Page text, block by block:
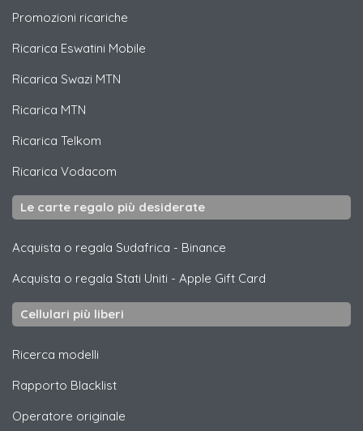
Promozioni ricariche
Ricarica Eswatini Mobile
Ricarica Swazi MTN
Ricarica MTN
Ricarica Telkom
Ricarica Vodacom
Le carte regalo più desiderate
Acquista o regala Sudafrica - Binance
Acquista o regala Stati Uniti - Apple Gift Card
Cellulari più liberi
Ricerca modelli
Rapporto Blacklist
Operatore originale